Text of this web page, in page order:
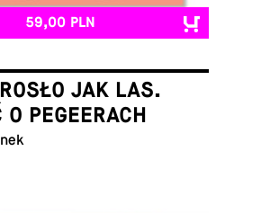
59,00 PLN
JAK LAS.
O PEGEERACH